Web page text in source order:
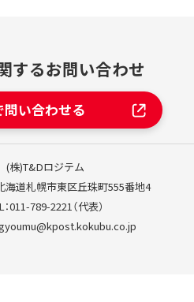
するお問い合わせ
問い合わせる
(株)T&Dロジテム
海道札幌市東区丘珠町555番地4
：011-789-2221（代表）
gyoumu@kpost.kokubu.co.jp